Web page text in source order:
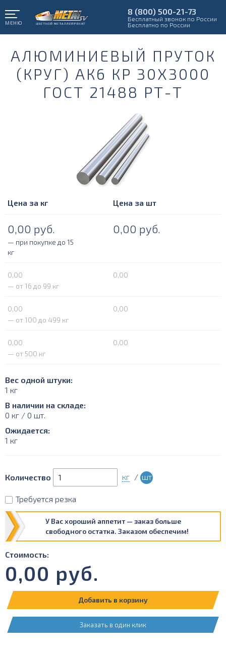
МЕНЮ
8 (800) 500-21-73
Бесплатный звонок по России
Бесплатно по России
АЛЮМИНИЕВЫЙ ПРУТОК
(КРУГ) АК6 КР 30Х3000
ГОСТ 21488 РТ-Т
Цена за кг Цена за шт
0,00 руб. 0,00 руб.
— при покупке до 15
кг
0,00
0,00
— от 16 до 99 кг
0,00
0,00
— от 100 до 499 кг
0,00
0,00
— от 500 кг
Вес одной штуки:
1 кг
В наличии на складе:
0 кг / 0 шт.
Ожидается:
1 кг
Количество кг / шт
Требуется резка
У Вас хороший аппетит — заказ больше
свободного остатка. Заказом обеспечим!
Стоимость:
0,00 руб.
Добавить в корзину
Заказать в один клик